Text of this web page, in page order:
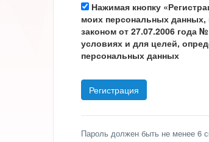
Нажимая кнопку
моих персональных
законом от 27.07.2006 года
условиях и для целей,
персональных данных
Пароль должен быть не менее 6